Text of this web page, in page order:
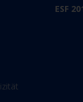
ESF